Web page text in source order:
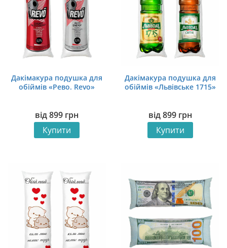
Дакімакура подушка для
обіймів «Рево. Revo»
від899 грн
Купити
Дакімакура подушка для
обіймів «Львівське 1715»
від899 грн
Купити